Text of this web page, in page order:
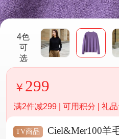
4色
可
选
299
满2件减299 | 可用积分 | 礼
TV商品
Ciel&Mer100羊